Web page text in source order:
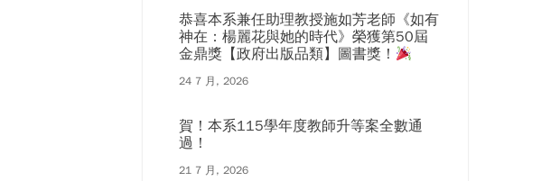
恭喜本系兼任助理教授施如芳老師《如有
神在：楊麗花與她的時代》榮獲第50屆
金鼎獎【政府出版品類】圖書獎！
24 7 月, 2026
賀！本系115學年度教師升等案全數通
過！
21 7 月, 2026